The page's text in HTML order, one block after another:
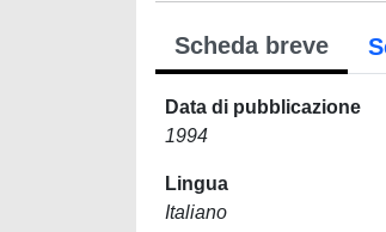
Scheda breve
Data di pubblicazione
1994
Lingua
Italiano